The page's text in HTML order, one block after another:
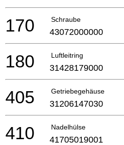
Schraube
170 43072000000
Luftleitring
180 31428179000
Getriebegehäuse
405 31206147030
Nadelhülse
410 41705019001